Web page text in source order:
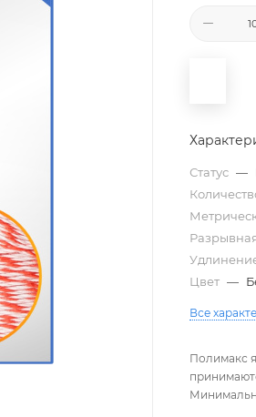
Статус —
Цвет —
Все
Полимакс